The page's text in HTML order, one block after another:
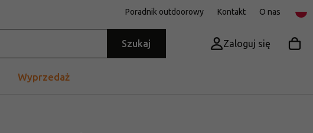
Poradnik outdoorowy Kontakt O nas
Szukaj Zaloguj się
Wyprzedaż